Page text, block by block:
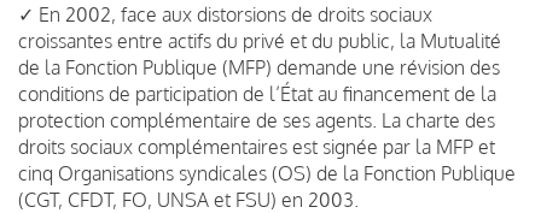
✓ En 2002, face aux distorsions de droits sociaux
croissantes entre actifs du privé et du public, la Mutualité
de la Fonction Publique (MFP) demande une révision des
conditions de participation de l’État au financement de la
protection complémentaire de ses agents. La charte des
droits sociaux complémentaires est signée par la MFP et
cinq Organisations syndicales (OS) de la Fonction Publique
(CGT, CFDT, FO, UNSA et FSU) en 2003.